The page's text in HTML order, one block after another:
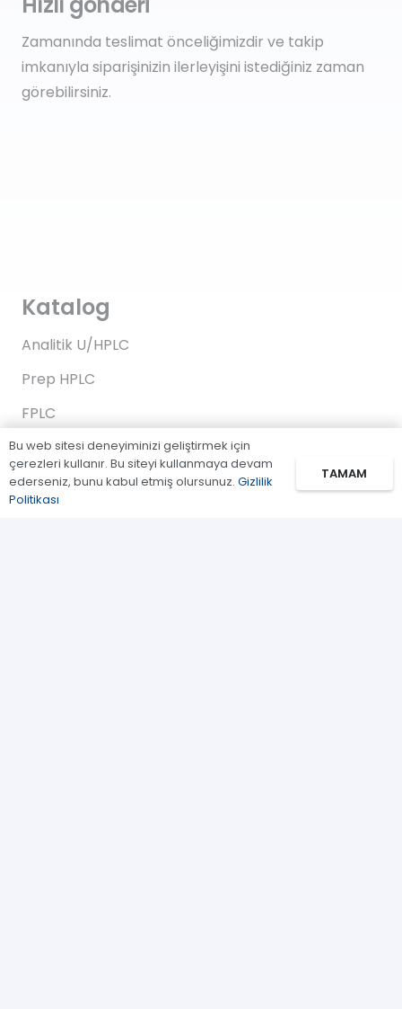
Zamanında teslimat önceliğimizdir ve takip
imkanıyla siparişinizin ilerleyişini istediğiniz zaman
görebilirsiniz.
Katalog
Analitik U/HPLC
Prep HPLC
FPLC
Gaz Kromatografi
Standartlar/Reaktifler
Bu web sitesi deneyiminizi geliştirmek için
çerezleri kullanır. Bu siteyi kullanmaya devam
ederseniz, bunu kabul etmiş olursunuz. Gizlilik
Politikası
TAMAM